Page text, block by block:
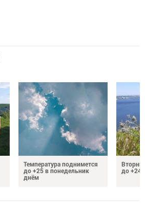
Температура поднимется
до +25 в понедельник
днём
до +24